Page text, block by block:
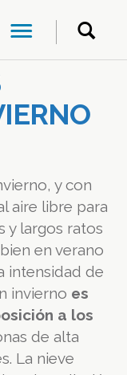
y con
aire libre para
y largos ratos
en verano
intensidad de
invierno es
a los
de alta
La nieve